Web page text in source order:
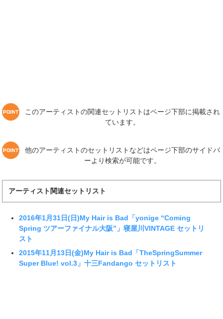
このアーティストの関連セットリストはページ下部に掲載され
ています。
他のアーティストのセットリストなどはページ下部のサイドバ
ーより検索が可能です。
アーティスト関連セットリスト
2016年1月31日(日)My Hair is Bad「yonige “Coming
Spring ツアーファイナル大阪”」寝屋川VINTAGE セットリ
スト
2015年11月13日(金)My Hair is Bad「TheSpringSummer
Super Blue! vol.3」十三Fandango セットリスト